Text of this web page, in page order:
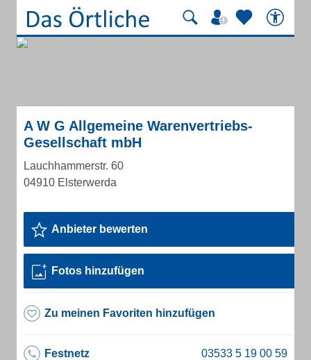
A W G Allgemeine Warenvertriebs-
Gesellschaft mbH
Lauchhammerstr. 60
04910 Elsterwerda
Anbieter bewerten
Fotos hinzufügen
Zu meinen Favoriten hinzufügen
Festnetz